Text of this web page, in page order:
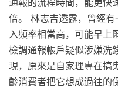
通報的流程時間，能更快
倍。 林志吉透露，曾經
入頻率相當高，可能早上
檢調通報帳戶疑似涉嫌洗
現，原來是自家理專在搞
齡消費者把它想成過往的